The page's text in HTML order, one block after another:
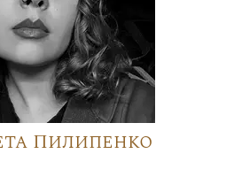
Пилипенко